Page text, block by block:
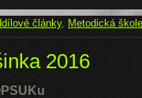
články, Metodická
2016